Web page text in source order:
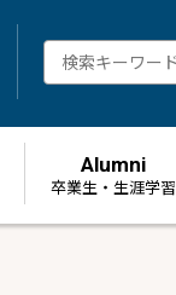
Alumni
卒業生・生涯学習